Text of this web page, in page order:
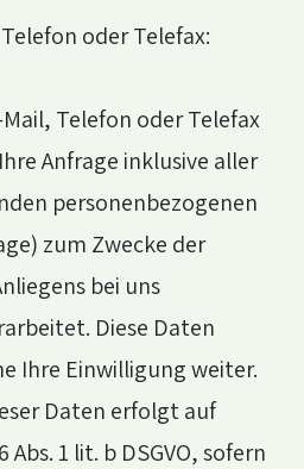
oder Telefax:
Telefon oder Telefax
Anfrage inklusive aller
personenbezogenen
zum Zwecke der
bei uns
Diese Daten
Ihre Einwilligung weiter.
Daten erfolgt auf
1 lit. b DSGVO, sofern